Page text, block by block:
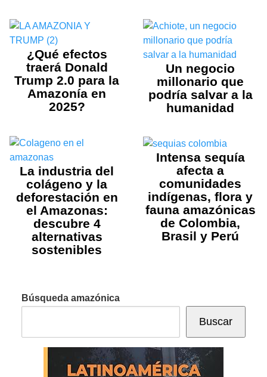
¿Qué efectos
traerá Donald
Trump 2.0 para la
Amazonía en
2025?
Un negocio
millonario que
podría salvar a la
humanidad
La industria del
colágeno y la
deforestación en
el Amazonas:
descubre 4
alternativas
sostenibles
Intensa sequía
afecta a
comunidades
indígenas, flora y
fauna amazónicas
de Colombia,
Brasil y Perú
Búsqueda amazónica
Buscar